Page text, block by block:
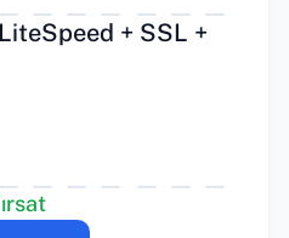
+ SSL +